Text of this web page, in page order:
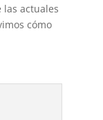
actuales
cómo